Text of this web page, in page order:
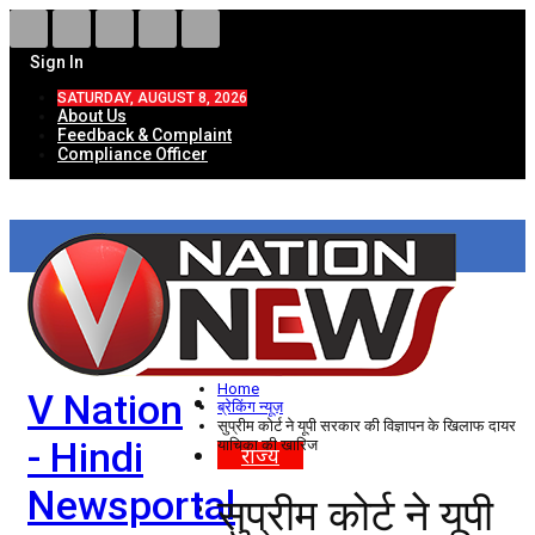
Sign In
SATURDAY, AUGUST 8, 2026
About Us
Feedback & Complaint
Compliance Officer
V Nation
- Hindi
Newsportal
HOME
ताज़ा खबरें
देश
विदेश
राज्य
उत्तर प्रदेश
Home
ब्रेकिंग न्यूज़
सुप्रीम कोर्ट ने यूपी सरकार की विज्ञापन के खिलाफ दायर
याचिका की खारिज
सुप्रीम कोर्ट ने यूपी